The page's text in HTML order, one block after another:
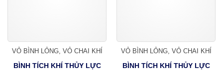
VỎ BÌNH LỎNG, VỎ CHAI KHÍ
BÌNH TÍCH KHÍ THỦY LỰC
VỎ BÌNH LỎNG, VỎ CHAI KHÍ
BÌNH TÍCH KHÍ THỦY LỰC